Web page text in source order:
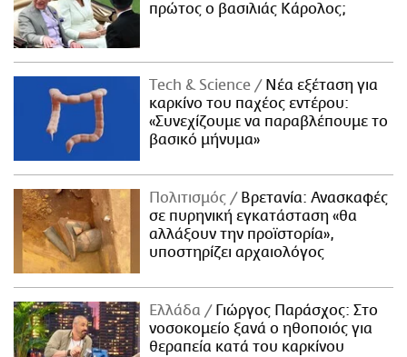
πρώτος ο βασιλιάς Κάρολος;
Τech & Science
Νέα εξέταση για
καρκίνο του παχέος εντέρου:
«Συνεχίζουμε να παραβλέπουμε το
βασικό μήνυμα»
Πολιτισμός
Βρετανία: Ανασκαφές
σε πυρηνική εγκατάσταση «θα
αλλάξουν την προϊστορία»,
υποστηρίζει αρχαιολόγος
Ελλάδα
Γιώργος Παράσχος: Στο
νοσοκομείο ξανά ο ηθοποιός για
θεραπεία κατά του καρκίνου